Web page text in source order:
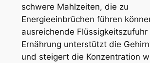
schwere Mahlzeiten, die zu
Energieeinbrüchen führen
ausreichende Flüssigkeitszufuhr
Ernährung unterstützt die
und steigert die Konzentration